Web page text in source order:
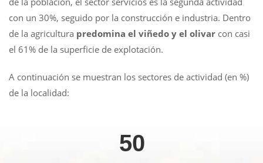
con un 30%, seguido por la construcción e industria. Dentro
de la agricultura predomina el viñedo y el olivar con casi
el 61% de la superficie de explotación.
A continuación se muestran los sectores de actividad (en %)
de la localidad:
50